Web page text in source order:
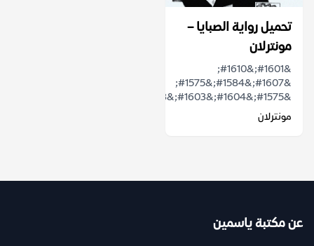
تحميل رواية الصبايا –
مونترلان
&#1601;&#1610;
&#1607;&#1584;&#1575;
&#1575;&#1604;&#1603;&#1578;&#1575;&#1576;...
مونترلان
عن مكتبة ياسمين